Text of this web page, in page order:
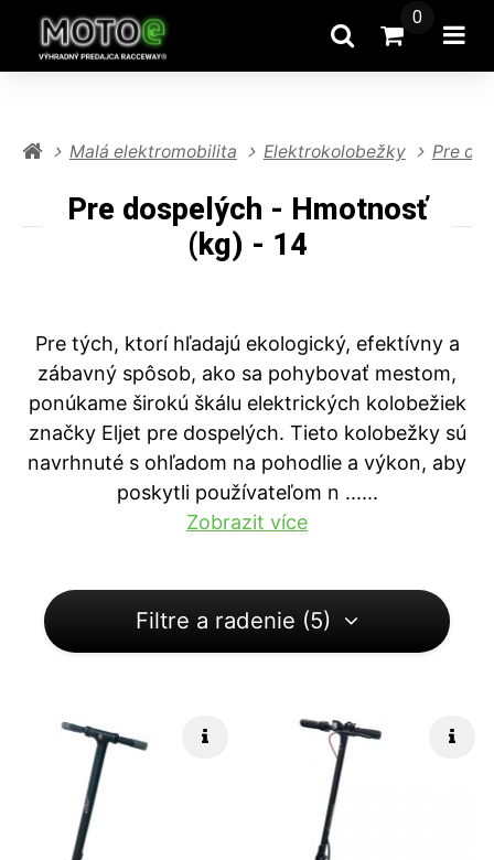
HľadaťPrejsť na
0
Malá elektromobilita Elektrokolobežky Pre
Pre dospelých - Hmotnosť
(kg) - 14
Pre tých, ktorí hľadajú ekologický, efektívny a
zábavný spôsob, ako sa pohybovať mestom,
ponúkame širokú škálu elektrických kolobežiek
značky Eljet pre dospelých. Tieto kolobežky sú
navrhnuté s ohľadom na pohodlie a výkon, aby
poskytli používateľom n ......
Zobrazit více
Filtre a radenie (5)
Rýchle info